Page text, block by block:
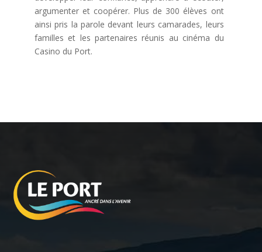
argumenter et coopérer. Plus de 300 élèves ont
ainsi pris la parole devant leurs camarades, leurs
familles et les partenaires réunis au cinéma du
Casino du Port.